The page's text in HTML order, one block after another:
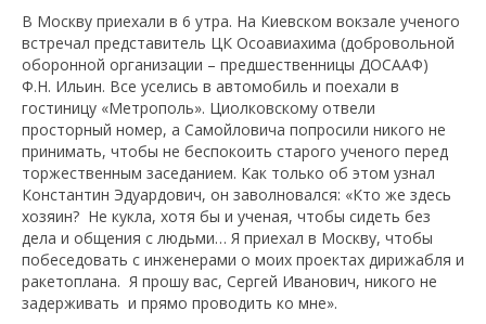
В Москву приехали в 6 утра. На Киевском вокзале ученого
встречал представитель ЦК Осоавиахима (добровольной
оборонной организации – предшественницы ДОСААФ)
Ф.Н. Ильин. Все уселись в автомобиль и поехали в
гостиницу «Метрополь». Циолковскому отвели
просторный номер, а Самойловича попросили никого не
принимать, чтобы не беспокоить старого ученого перед
торжественным заседанием. Как только об этом узнал
Константин Эдуардович, он заволновался: «Кто же здесь
хозяин? Не кукла, хотя бы и ученая, чтобы сидеть без
дела и общения с людьми… Я приехал в Москву, чтобы
побеседовать с инженерами о моих проектах дирижабля и
ракетоплана. Я прошу вас, Сергей Иванович, никого не
задерживать и прямо проводить ко мне».